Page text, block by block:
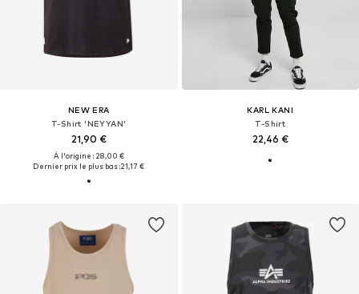
NEW ERA
T-Shirt 'NEYYAN'
21,90 €
À l'origine : 28,00 €
Dernier prix le plus bas :21,17 €
KARL KANI
T-Shirt
22,46 €